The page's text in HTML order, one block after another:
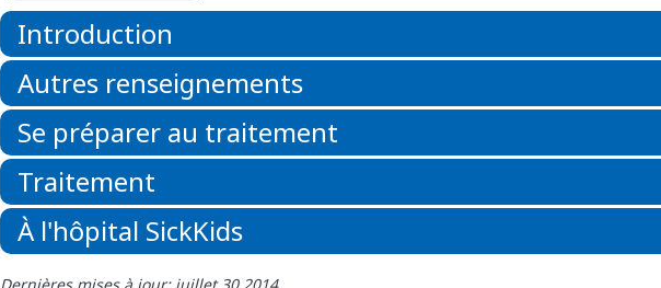
Introduction
Autres renseignements
Se préparer au traitement
Traitement
À l'hôpital SickKids